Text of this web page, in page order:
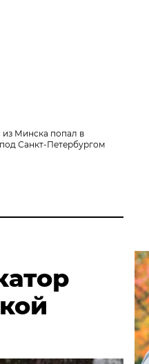
из Минска попал в
Санкт-Петербургом